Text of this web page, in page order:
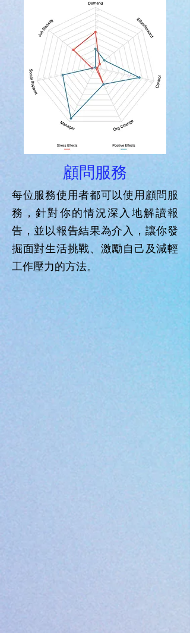
顧問服務
每位服務使用者都可以使用顧問服
務，針對你的情況深入地解讀報
告，並以報告結果為介入，讓你發
掘面對生活挑戰、激勵自己及減輕
工作壓力的方法。